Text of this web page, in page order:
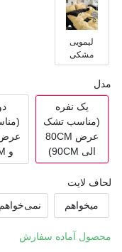
لیمویی
مشکی
مدل
یک نفره
(مناسب تشک
عرض 80CM
الی 90CM)
و 180CM)
لحاف لایت
میخواهم
نمی‌خواهم
محصول آماده سفارش